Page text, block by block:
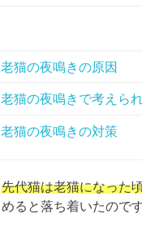
老猫の夜鳴きの原因
老猫の夜鳴きで考えら
老猫の夜鳴きの対策
先代猫は老猫になった
めると落ち着いたので